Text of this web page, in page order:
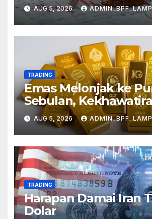
AUG 5, 2026
TRADING
Emas Melonjak ke
Sebulan,
Mereda
AUG 5, 2026
TRADING
Harapan Damai Iran
Dolar